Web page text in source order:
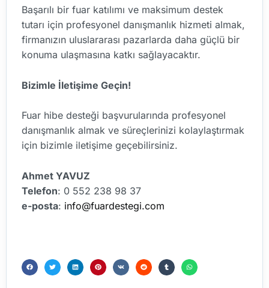
Başarılı bir fuar katılımı ve maksimum destek
tutarı için profesyonel danışmanlık hizmeti almak,
firmanızın uluslararası pazarlarda daha güçlü bir
konuma ulaşmasına katkı sağlayacaktır.
Bizimle İletişime Geçin!
Fuar hibe desteği başvurularında profesyonel
danışmanlık almak ve süreçlerinizi kolaylaştırmak
için bizimle iletişime geçebilirsiniz.
Ahmet YAVUZ
Telefon: 0 552 238 98 37
e-posta: info@fuardestegi.com